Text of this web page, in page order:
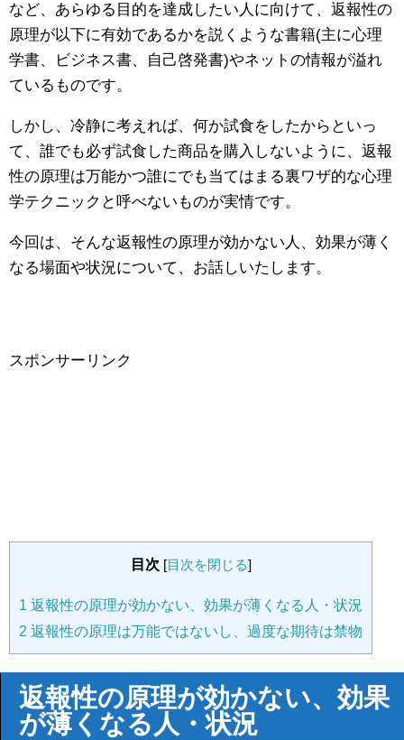
など、あらゆる目的を達成したい人に向けて、返報性の
原理が以下に有効であるかを説くような書籍(主に心理
学書、ビジネス書、自己啓発書)やネットの情報が溢れ
ているものです。
しかし、冷静に考えれば、何か試食をしたからといっ
て、誰でも必ず試食した商品を購入しないように、返報
性の原理は万能かつ誰にでも当てはまる裏ワザ的な心理
学テクニックと呼べないものが実情です。
今回は、そんな返報性の原理が効かない人、効果が薄く
なる場面や状況について、お話しいたします。
スポンサーリンク
目次 [目次を閉じる]
1 返報性の原理が効かない、効果が薄くなる人・状況
2 返報性の原理は万能ではないし、過度な期待は禁物
返報性の原理が効かない、効果
が薄くなる人・状況